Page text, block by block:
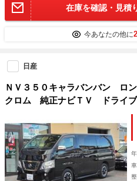
在庫を確認・見積
今あなたの他に
日産
ＮＶ３５０キャラバンバン ロ
クロム 純正ナビＴＶ ドライ
ドドア アラウンドビューモ
ＴＣ